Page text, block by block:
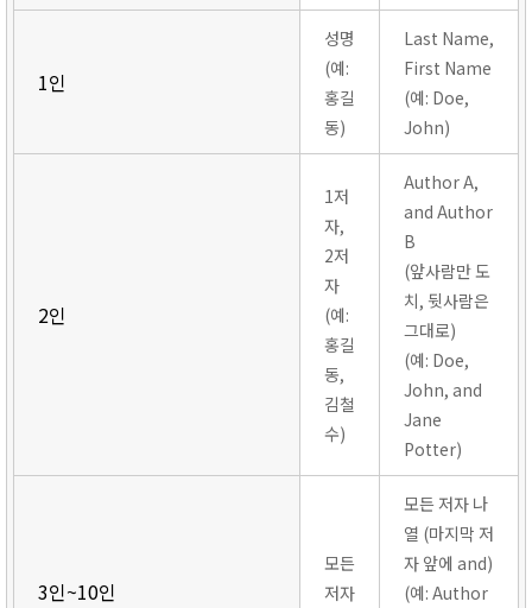
1인
성명
(예:
홍길
동)
Last Name,
First Name
(예: Doe,
John)
2인
1저
자,
2저
자
(예:
홍길
동,
김철
수)
Author A,
and Author
B
(앞사람만 도
치, 뒷사람은
그대로)
(예: Doe,
John, and
Jane
Potter)
3인~10인
모든
저자
모든 저자 나
열 (마지막 저
자 앞에 and)
(예: Author